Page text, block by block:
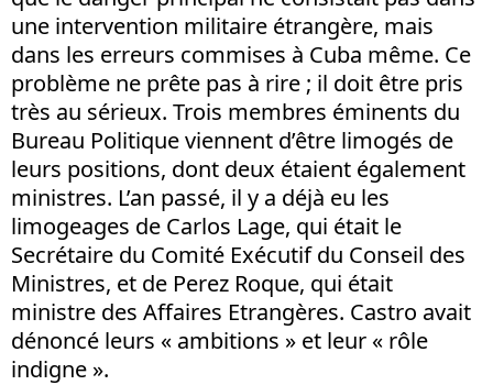
une intervention militaire étrangère, mais
dans les erreurs commises à Cuba même. Ce
problème ne prête pas à rire ; il doit être pris
très au sérieux. Trois membres éminents du
Bureau Politique viennent d’être limogés de
leurs positions, dont deux étaient également
ministres. L’an passé, il y a déjà eu les
limogeages de Carlos Lage, qui était le
Secrétaire du Comité Exécutif du Conseil des
Ministres, et de Perez Roque, qui était
ministre des Affaires Etrangères. Castro avait
dénoncé leurs « ambitions » et leur « rôle
indigne ».